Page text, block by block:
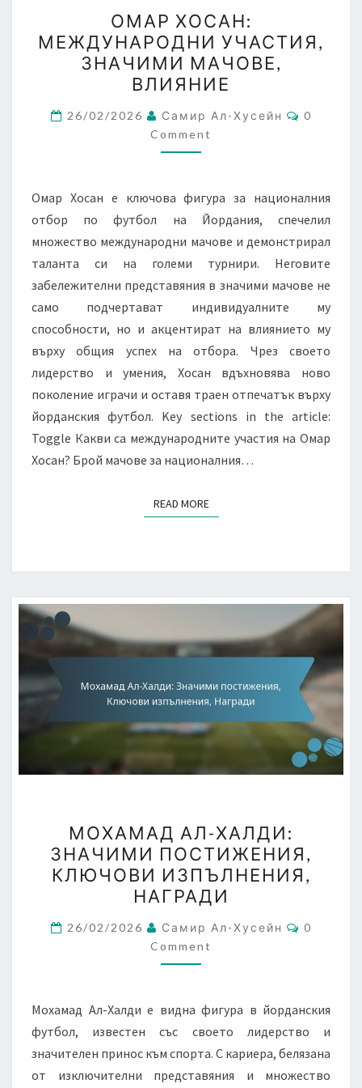
ХОСАН:
МЕЖДУНАРОДНИ
УЧАСТИЯ,
ЗНАЧИМИ
МАЧОВЕ,
ВЛИЯНИЕ
ОМАР ХОСАН:
МЕЖДУНАРОДНИ УЧАСТИЯ,
ЗНАЧИМИ МАЧОВЕ,
ВЛИЯНИЕ
26/02/2026 Самир Ал-Хусейн
0
Comment
Омар Хосан е ключова фигура за националния
отбор по футбол на Йордания, спечелил
множество международни мачове и демонстрирал
таланта си на големи турнири. Неговите
забележителни представяния в значими мачове не
само подчертават индивидуалните му
способности, но и акцентират на влиянието му
върху общия успех на отбора. Чрез своето
лидерство и умения, Хосан вдъхновява ново
поколение играчи и оставя траен отпечатък върху
йорданския футбол. Key sections in the article:
Toggle Какви са международните участия на Омар
Хосан? Брой мачове за националния…
READ MOREREAD MORE
АЛ-
ХАЛДИ:
ЗНАЧИМИ
ПОСТИЖЕНИЯ,
КЛЮЧОВИ
ИЗПЪЛНЕНИЯ,
НАГРАДИ
МОХАМАД АЛ-ХАЛДИ:
ЗНАЧИМИ ПОСТИЖЕНИЯ,
КЛЮЧОВИ ИЗПЪЛНЕНИЯ,
НАГРАДИ
26/02/2026 Самир Ал-Хусейн
0
Comment
Мохамад Ал-Халди е видна фигура в йорданския
футбол, известен със своето лидерство и
значителен принос към спорта. С кариера, белязана
от изключителни представяния и множество